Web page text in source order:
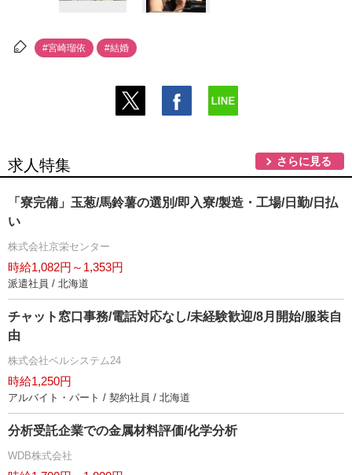
#宮崎瑠依 #結婚
求人特集 さらに見る
「寮完備」玉葱/馬鈴薯の選別/即入寮/製造・工場/日勤/日払
い
株式会社京栄センター
時給1,082円～1,353円
派遣社員 / 北海道
チャット窓口事務/電話対応なし/未経験歓迎/8月開始/服装自
由
株式会社ベルシステム24
時給1,250円
アルバイト・パート / 契約社員 / 北海道
分析受託企業での金属材料評価/化学分析
WDB株式会社